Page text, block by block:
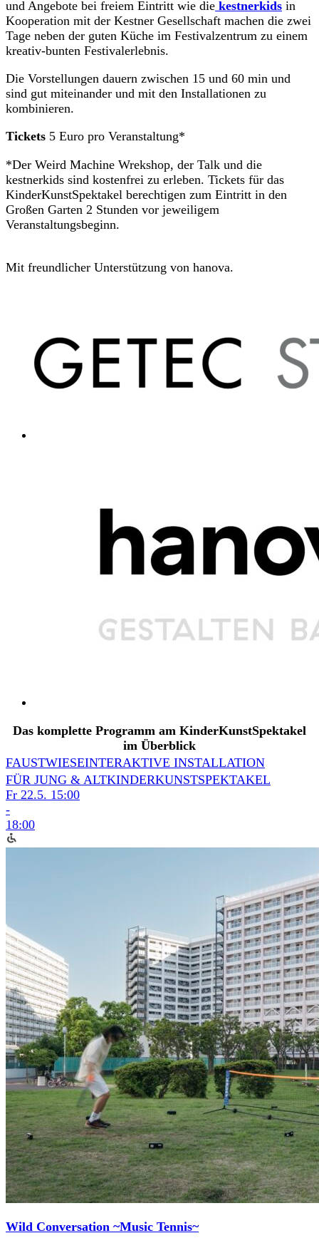
Besuch
Tickets
Festivalzentrum
Anfahrt & Orte
Awareness
Festival
Aktuelles
Unterstützer*innen
Team
Jobs
und Angebote bei freiem Eintritt wie die kestnerkids in
Kooperation mit der Kestner Gesellschaft machen die zwei
Tage neben der guten Küche im Festivalzentrum zu einem
kreativ-bunten Festivalerlebnis.
Die Vorstellungen dauern zwischen 15 und 60 min und
sind gut miteinander und mit den Installationen zu
kombinieren.
Tickets 5 Euro pro Veranstaltung*
*Der Weird Machine Wrekshop, der Talk und die
kestnerkids sind kostenfrei zu erleben. Tickets für das
KinderKunstSpektakel berechtigen zum Eintritt in den
Großen Garten 2 Stunden vor jeweiligem
Veranstaltungsbeginn.
Mit freundlicher Unterstützung von hanova.
Das komplette Programm am KinderKunstSpektakel
im Überblick
FAUSTWIESEINTERAKTIVE INSTALLATION
FÜR JUNG & ALTKINDERKUNSTSPEKTAKEL
Fr 22.5. 15:00
-
18:00
Wild Conversation ~Music Tennis~
entsprec
hend den
Interesse
Leser*inn
en
nden. Die
Einwilligu
ng kann
mit
Wirkung
widerrufe